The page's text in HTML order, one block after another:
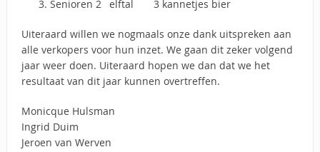
Senioren 2 elftal 3 kannetjes bier
Uiteraard willen we nogmaals onze dank uitspreken aan
alle verkopers voor hun inzet. We gaan dit zeker volgend
jaar weer doen. Uiteraard hopen we dan dat we het
resultaat van dit jaar kunnen overtreffen.
Monicque Hulsman
Ingrid Duim
Jeroen van Werven